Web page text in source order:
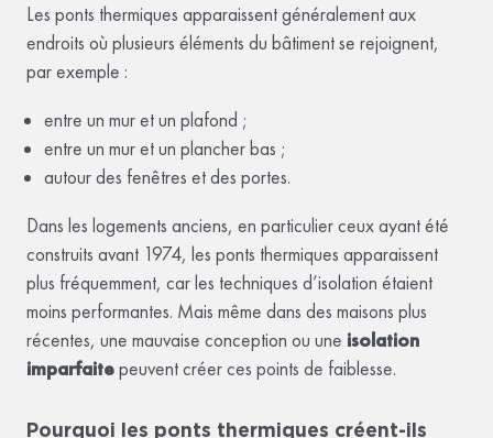
Les ponts thermiques apparaissent généralement aux
endroits où plusieurs éléments du bâtiment se rejoignent,
par exemple :
entre un mur et un plafond ;
entre un mur et un plancher bas ;
autour des fenêtres et des portes.
Dans les logements anciens, en particulier ceux ayant été
construits avant 1974, les ponts thermiques apparaissent
plus fréquemment, car les techniques d’isolation étaient
moins performantes. Mais même dans des maisons plus
récentes, une mauvaise conception ou une isolation
imparfaitepeuvent créer ces points de faiblesse.
Pourquoi les ponts thermiques créent-ils